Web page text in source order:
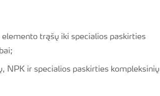
trąšų iki specialios paskirties
NPK ir specialios paskirties kompleksinių